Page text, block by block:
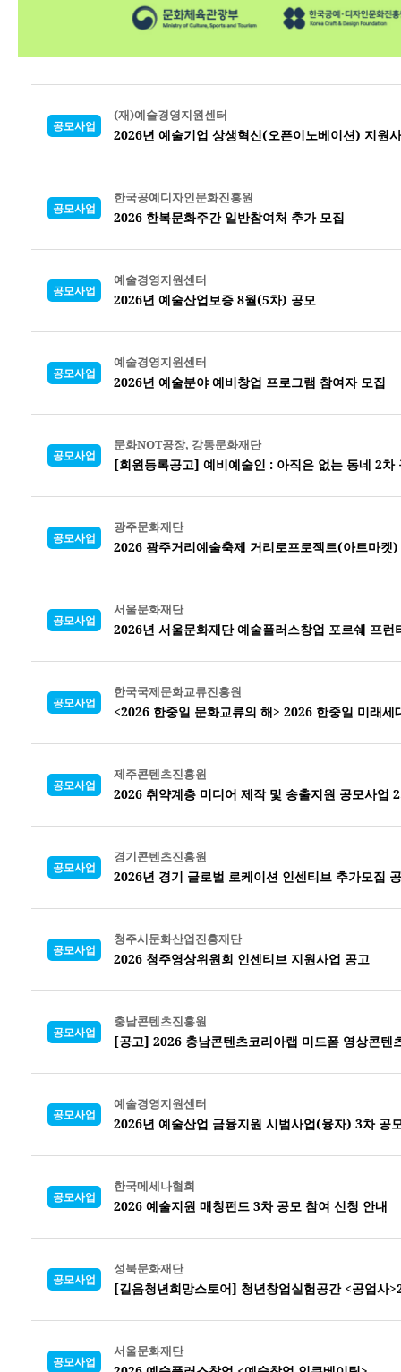
공모사업
(재)예술경영지원센터
2026년 예술기업 상생혁신(오픈이노베이션) 지원
공모사업
한국공예디자인문화진흥원
2026 한복문화주간 일반참여처 추가 모집
공모사업
예술경영지원센터
2026년 예술산업보증 8월(5차) 공모
공모사업
예술경영지원센터
2026년 예술분야 예비창업 프로그램 참여자 모집
공모사업
문화NOT공장, 강동문화재단
[회원등록공고] 예비예술인 : 아직은 없는 동네 2차
공모사업
광주문화재단
2026 광주거리예술축제 거리로프로젝트(아트마켓
공모사업
서울문화재단
2026년 서울문화재단 예술플러스창업 포르쉐 프런
공모사업
한국국제문화교류진흥원
<2026 한중일 문화교류의 해> 2026 한중일 미래
공모사업
제주콘텐츠진흥원
2026 취약계층 미디어 제작 및 송출지원 공모사업
공모사업
경기콘텐츠진흥원
2026년 경기 글로벌 로케이션 인센티브 추가모집
공모사업
청주시문화산업진흥재단
2026 청주영상위원회 인센티브 지원사업 공고
공모사업
충남콘텐츠진흥원
[공고] 2026 충남콘텐츠코리아랩 미드폼 영상콘텐
공모사업
예술경영지원센터
2026년 예술산업 금융지원 시범사업(융자) 3차 공
공모사업
한국메세나협회
2026 예술지원 매칭펀드 3차 공모 참여 신청 안내
공모사업
성북문화재단
[길음청년희망스토어] 청년창업실험공간 <공업사
공모사업
서울문화재단